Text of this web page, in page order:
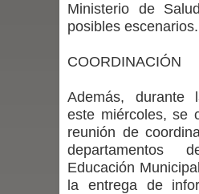
en la alta
impacto ambiental
incentivos a
de la provincia
Municipalidad de
Ministerio de
posibles
COORDINACIÓN
Además, durante
este miércoles, se
reunión de
Educación
la entrega de